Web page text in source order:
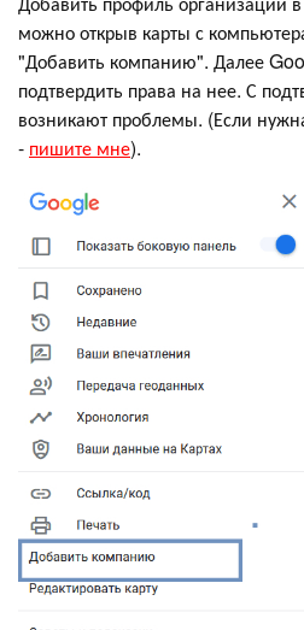
можно открыв карты с
"Добавить компанию". Далее
подтвердить права на нее. С
возникают проблемы. (Если
- пишите мне).